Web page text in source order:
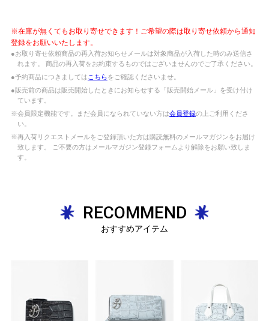
※在庫が無くてもお取り寄せできます！ご希望の際は取り寄せ依頼から通知
登録をお願いいたします。
●お取り寄せ依頼商品の再入荷お知らせメールは対象商品が入荷した時のみ送信さ
れます。 商品の再入荷をお約束するものではございませんのでご了承ください。
●予約商品につきましては こちらをご確認くださいませ。
●販売前の商品は販売開始したときにお知らせする「販売開始メール」を受け付け
ています。
※会員限定機能です。まだ会員になられていない方は会員登録の上ご利用くださ
い。
※再入荷リクエストメールをご登録頂いた方は購読無料のメールマガジンをお届け
致します。 ご不要の方はメールマガジン登録フォームより解除をお願い致しま
す。
RECOMMEND
おすすめアイテム